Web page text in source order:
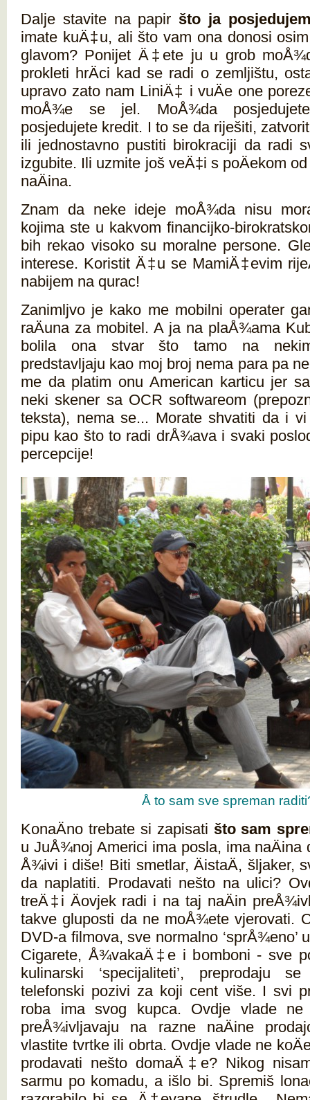
Dalje stavite na papir što ja
imate kuÄ‡u, ali što vam ona donosi
glavom? Ponijet Ä‡ete ju u grob
prokleti hrÄci kad se radi o zemljištu,
upravo zato nam LiniÄ‡ i vuÄe one
moÅ¾e se jel. MoÅ¾da
posjedujete kredit. I to se da riješiti,
ili jednostavno pustiti birokraciji da radi
izgubite. Ili uzmite još veÄ‡i s poÄekom
naÄina.
Znam da neke ideje moÅ¾da nisu
kojima ste u kakvom financijko-
bih rekao visoko su moralne persone.
interese. Koristit Ä‡u se MamiÄ‡evim
nabijem na qurac!
Zanimljvo je kako me mobilni operater
raÄuna za mobitel. A ja na plaÅ¾ama
bolila ona stvar što tamo na nekim
predstavljaju kao moj broj nema para pa
me da platim onu American karticu jer
neki skener sa OCR softwareom
teksta), nema se... Morate shvatiti da i
pipu kao što to radi drÅ¾ava i svaki
percepcije!
Å to sam sve spreman
KonaÄno trebate si zapisati što sam
u JuÅ¾noj Americi ima posla, ima
Å¾ivi i diše! Biti smetlar, ÄistaÄ, šljaker,
da naplatiti. Prodavati nešto na ulici?
treÄ‡i Äovjek radi i na taj naÄin
takve gluposti da ne moÅ¾ete vjerovati.
DVD-a filmova, sve normalno ‘sprÅ¾eno’
Cigarete, Å¾vakaÄ‡e i bomboni - sve
kulinarski ‘specijaliteti’, preprodaju
telefonski pozivi za koji cent više. I svi
roba ima svog kupca. Ovdje vlade
preÅ¾ivljavaju na razne naÄine
vlastite tvrtke ili obrta. Ovdje vlade ne
prodavati nešto domaÄ‡e? Nikog
sarmu po komadu, a išlo bi. Spremiš